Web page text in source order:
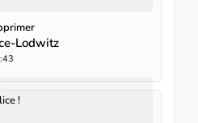
Lodwitz
!